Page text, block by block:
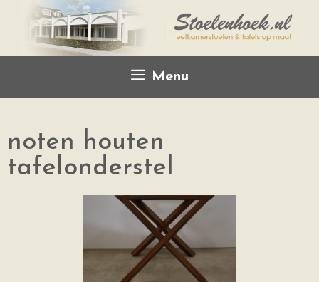
Menu
noten houten
tafelonderstel